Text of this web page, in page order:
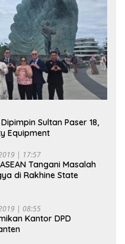
Sultan Paser 18,
Equipment
| 17:57
Tangani Masalah
di Rakhine State
| 08:55
Kantor DPD